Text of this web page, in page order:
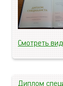
Смотреть
Диплом